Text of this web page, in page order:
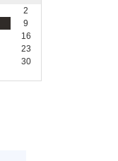
2
9
16
23
30